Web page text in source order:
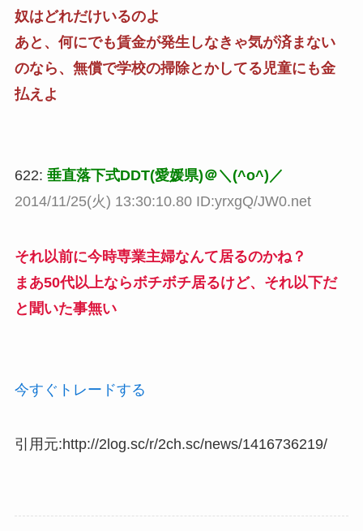
奴はどれだけいるのよ
あと、何にでも賃金が発生しなきゃ気が済まない
のなら、無償で学校の掃除とかしてる児童にも金
払えよ
622: 垂直落下式DDT(愛媛県)＠＼(^o^)／
2014/11/25(火) 13:30:10.80 ID:yrxgQ/JW0.net
それ以前に今時専業主婦なんて居るのかね？
まあ50代以上ならボチボチ居るけど、それ以下だ
と聞いた事無い
今すぐトレードする
引用元:http://2log.sc/r/2ch.sc/news/1416736219/